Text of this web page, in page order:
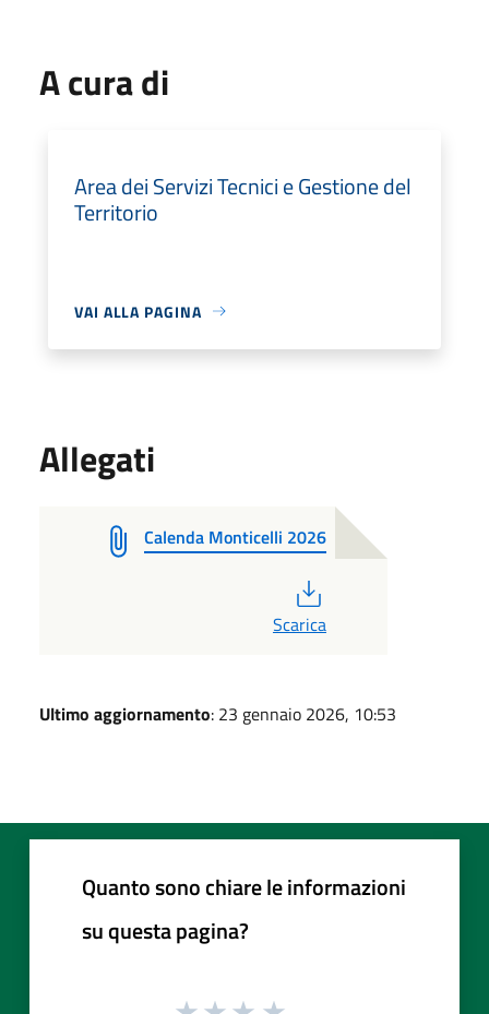
A cura di
Area dei Servizi Tecnici e Gestione del
Territorio
VAI ALLA PAGINA
Allegati
Calenda Monticelli 2026
Scarica
Ultimo aggiornamento: 23 gennaio 2026, 10:53
Quanto sono chiare le informazioni
su questa pagina?